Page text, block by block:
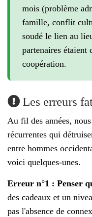
mois (problème
famille, conflit
soudé le lien au
partenaires étaient
coopération.
Les erreurs
Au fil des années,
récurrentes qui
entre hommes
voici quelques-unes.
Erreur n°1 : Penser
des cadeaux et un
pas l'absence de